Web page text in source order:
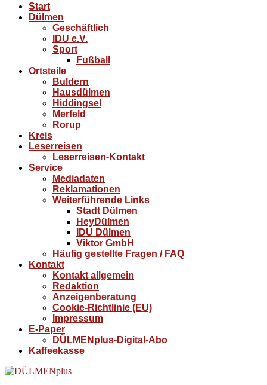
Start
Dülmen
Geschäftlich
IDU e.V.
Sport
Fußball
Ortsteile
Buldern
Hausdülmen
Hiddingsel
Merfeld
Rorup
Kreis
Leserreisen
Leserreisen-Kontakt
Service
Mediadaten
Reklamationen
Weiterführende Links
Stadt Dülmen
HeyDülmen
IDU Dülmen
Viktor GmbH
Häufig gestellte Fragen / FAQ
Kontakt
Kontakt allgemein
Redaktion
Anzeigenberatung
Cookie-Richtlinie (EU)
Impressum
E-Paper
DÜLMENplus-Digital-Abo
Kaffeekasse